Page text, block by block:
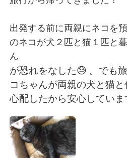
繁體中文 Español
Deutsch
出発する前に両親にネコを
のネコが犬２匹と猫１匹と
ん
が恐れをなした😓 。でも
コちゃんが両親の犬と猫
心配したから安心してい